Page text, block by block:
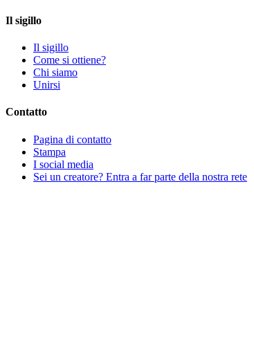
Il sigillo
Il sigillo
Come si ottiene?
Chi siamo
Unirsi
Contatto
Pagina di contatto
Stampa
I social media
Sei un creatore? Entra a far parte della nostra rete